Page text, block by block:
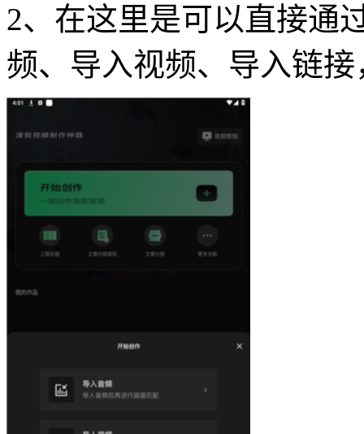
2、在这里是可以直接通
频、导入视频、导入链